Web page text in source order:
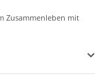
Zusammenleben mit